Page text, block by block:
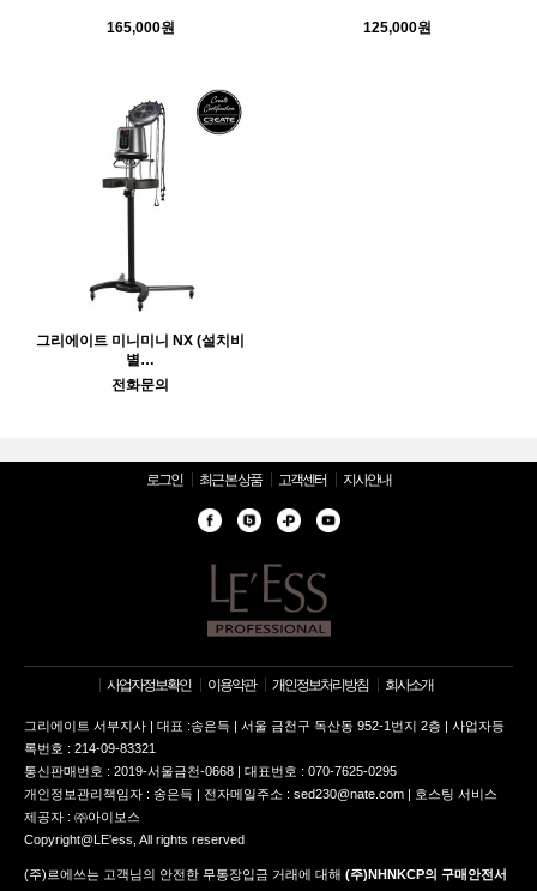
165,000원 125,000원
그리에이트 미니미니 NX (설치비
별…
전화문의
로그인 최근 본 상품 고객센터 지사안내
사업자정보확인 이용약관 개인정보처리방침 회사소개
그리에이트 서부지사 | 대표 :송은득 | 서울 금천구 독산동 952-1번지 2층 | 사업자등
록번호 : 214-09-83321
통신판매번호 : 2019-서울금천-0668 | 대표번호 : 070-7625-0295
개인정보관리책임자 : 송은득 | 전자메일주소 : sed230@nate.com | 호스팅 서비스
제공자 : ㈜아이보스
Copyright@LE'ess, All rights reserved
(주)르에쓰는 고객님의 안전한 무통장입금 거래에 대해 (주)NHNKCP의 구매안전서